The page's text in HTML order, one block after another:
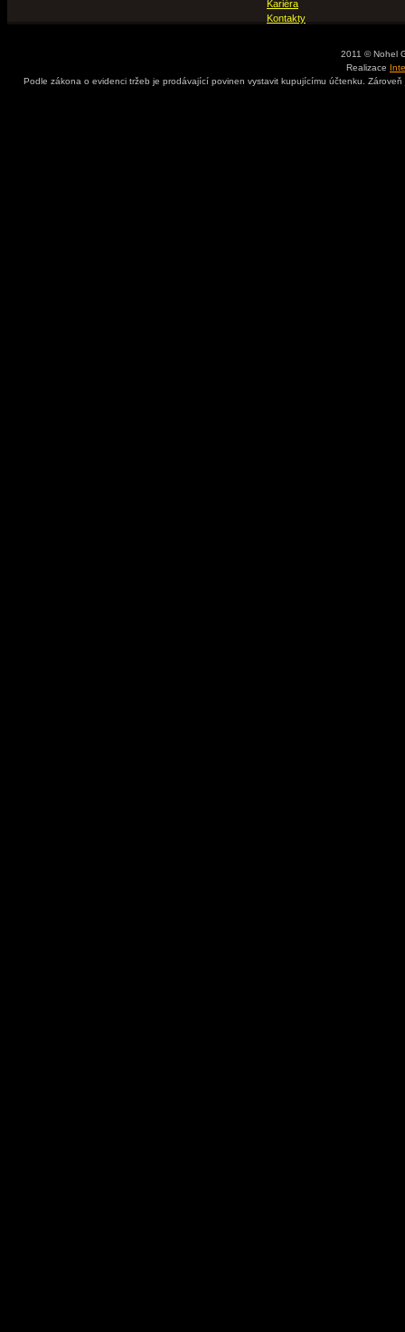
Kariéra
Kontakty
2011 © Nohel
Realizace
Podle zákona o evidenci tržeb je prodávající povinen vystavit kupujícímu účtenku.